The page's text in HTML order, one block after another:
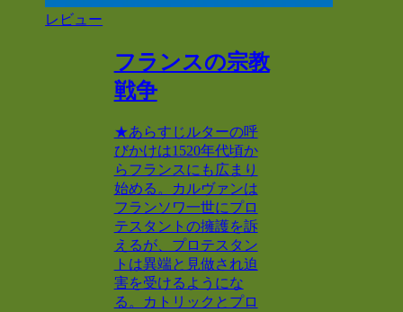
レビュー
フランスの宗教
戦争
★あらすじルターの呼
びかけは1520年代頃か
らフランスにも広まり
始める。カルヴァンは
フランソワ一世にプロ
テスタントの擁護を訴
えるが、プロテスタン
トは異端と見做され迫
害を受けるようにな
る。カトリックとプロ